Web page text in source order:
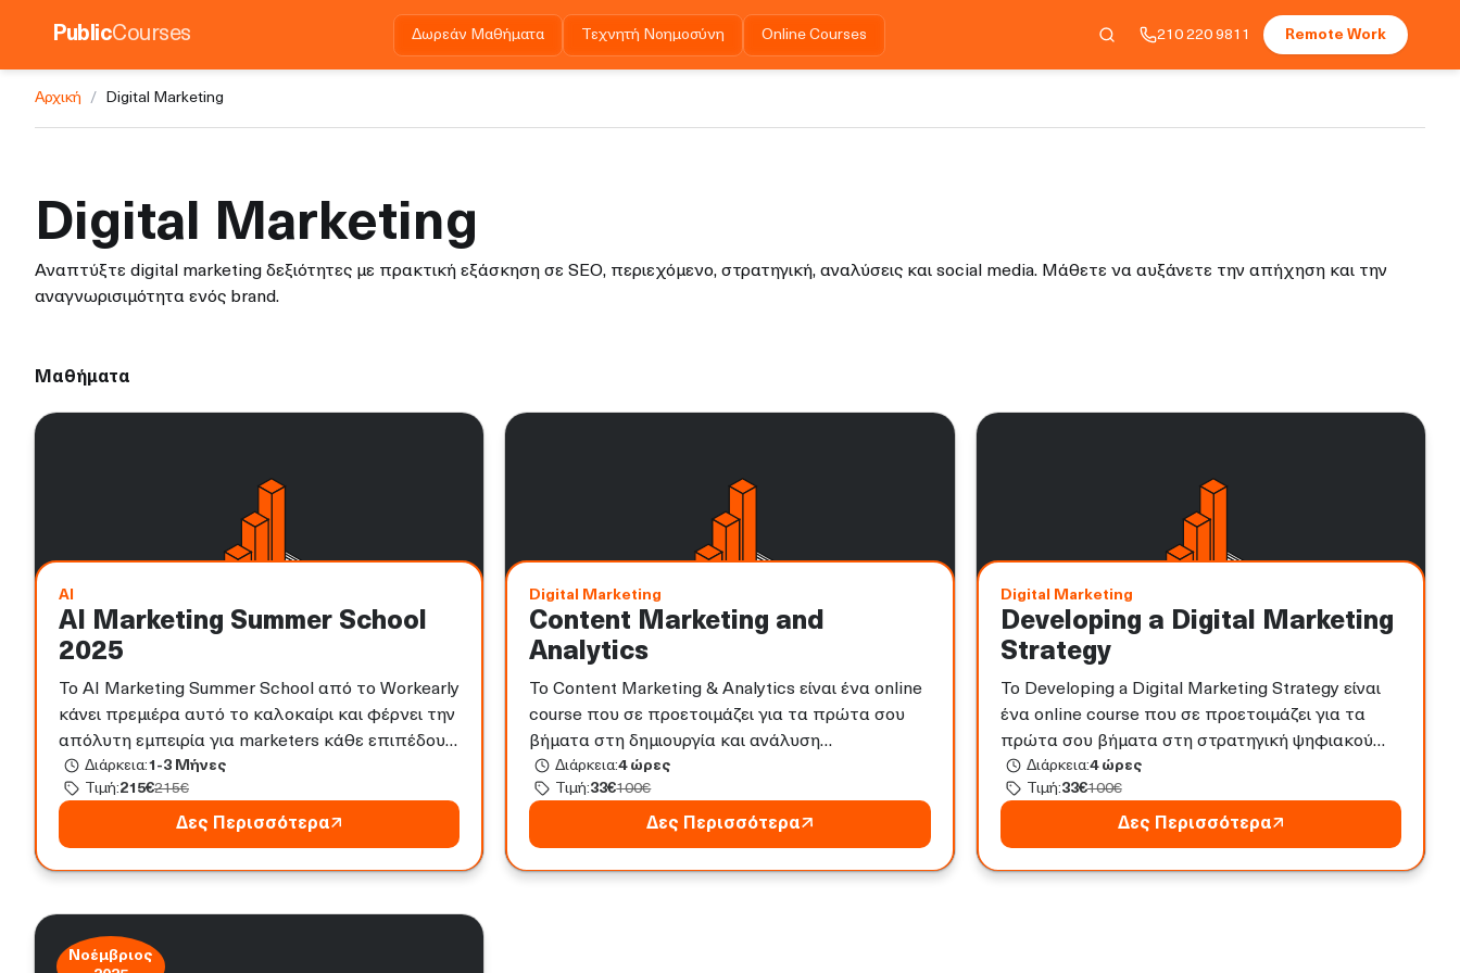
PublicCourses Δωρεάν Μαθήματα Τεχνητή Νοημοσύνη Online Courses 210 220 9811 Remote Work
Αρχική / Digital Marketing
Digital Marketing
Αναπτύξτε digital marketing δεξιότητες με πρακτική εξάσκηση σε SEO, περιεχόμενο, στρατηγική, αναλύσεις και social media. Μάθετε να αυξάνετε την απήχηση και την
αναγνωρισιμότητα ενός brand.
Μαθήματα
AI
AI Marketing Summer School
2025
Το AI Marketing Summer School από το Workearly
κάνει πρεμιέρα αυτό το καλοκαίρι και φέρνει την
απόλυτη εμπειρία για marketers κάθε επιπέδου
που θέλουν να παραμείνουν relevant στην εποχή
της Τεχνητής Νοημοσύνης. Ιδανικό για junior
marketers, επαγγελματίες που χρειάζονται
επανεκκίνηση και όσους θέλουν να μπουν στον
κόσμο του Marketing με σύγχρονα εργαλεία και
εργασίας, και ένα live networking event που σου
Διάρκεια:1-3 Μήνες
Τιμή:215€215€
Δες Περισσότερα
Digital Marketing
Content Marketing and
Analytics
Το Content Marketing & Analytics είναι ένα online
course που σε προετοιμάζει για τα πρώτα σου
βήματα στη δημιουργία και ανάλυση
περιεχομένου. Ξεκινήστε το ταξίδι σας στο
Content Marketing χωρίς προηγούμενη εμπειρία,
μέσα από hands-on projects, πρακτικές ασκήσεις
και ανάλυση πραγματικών δεδομένων.
Διάρκεια:4ώρες
Τιμή:33€100€
Δες Περισσότερα
Digital Marketing
Developing a Digital Marketing
Strategy
Το Developing a Digital Marketing Strategy είναι
ένα online course που σε προετοιμάζει για τα
πρώτα σου βήματα στη στρατηγική ψηφιακού
μάρκετινγκ. Ξεκινήστε το ταξίδι σας στον Digital
Marketing Strategy χωρίς προηγούμενη εμπειρία,
μέσα από hands-on projects, πρακτικές ασκήσεις
και ανάλυση πραγματικών case studies.
Διάρκεια:4ώρες
Τιμή:33€100€
Δες Περισσότερα
Νοέμβριος